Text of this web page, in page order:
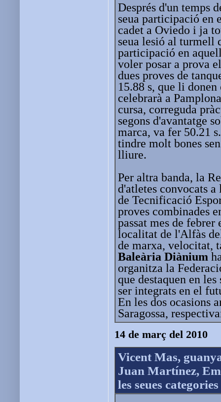
Després d'un temps
seua participació en
cadet a Oviedo i ja
seua lesió al turmell
participació en
voler posar a prova
dues proves de
15.88 s, que li
celebrarà a
cursa, correguda
segons d'avantatge
marca, va fer 50.21
tindre molt bones
lliure.
Per altra banda, la
d'atletes convocats
de Tecnificació
proves combinades
passat mes de
localitat de l'Alfàs
de marxa, velocitat,
Baleària Diànium
organitza la
que destaquen en
ser integrats en el
En les dos ocasions
Saragossa,
14 de març del 2010
Vicent Mas,
Juan Martínez,
les seues categories